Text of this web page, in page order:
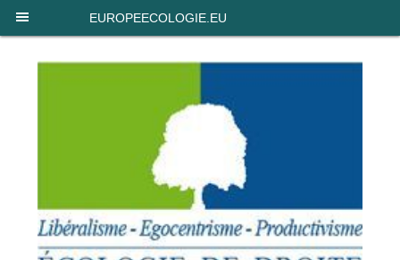
EUROPEECOLOGIE.EU